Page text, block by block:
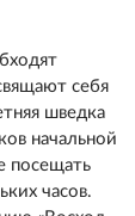
себя
шведка
начальной
посещать
часов.